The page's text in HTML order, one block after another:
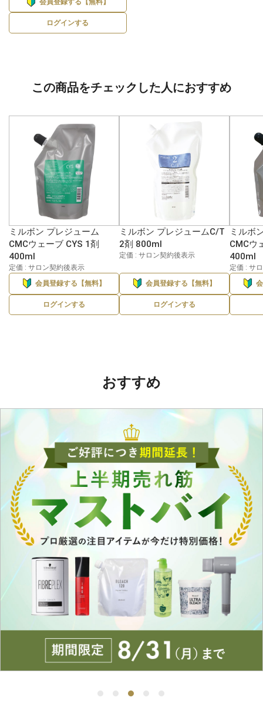
ログインする
この商品をチェックした人におすすめ
ミルボン プレジューム
CMCウェーブ CYS 1剤
400ml
定価 : サロン契約後表示
会員登録する【無料】
ログインする
ミルボン プレジュームC/T
2剤 800ml
定価 : サロン契約後表示
会員登録する【無料】
ログインする
ミルボ
CMCウ
400ml
定価 : サ
おすすめ